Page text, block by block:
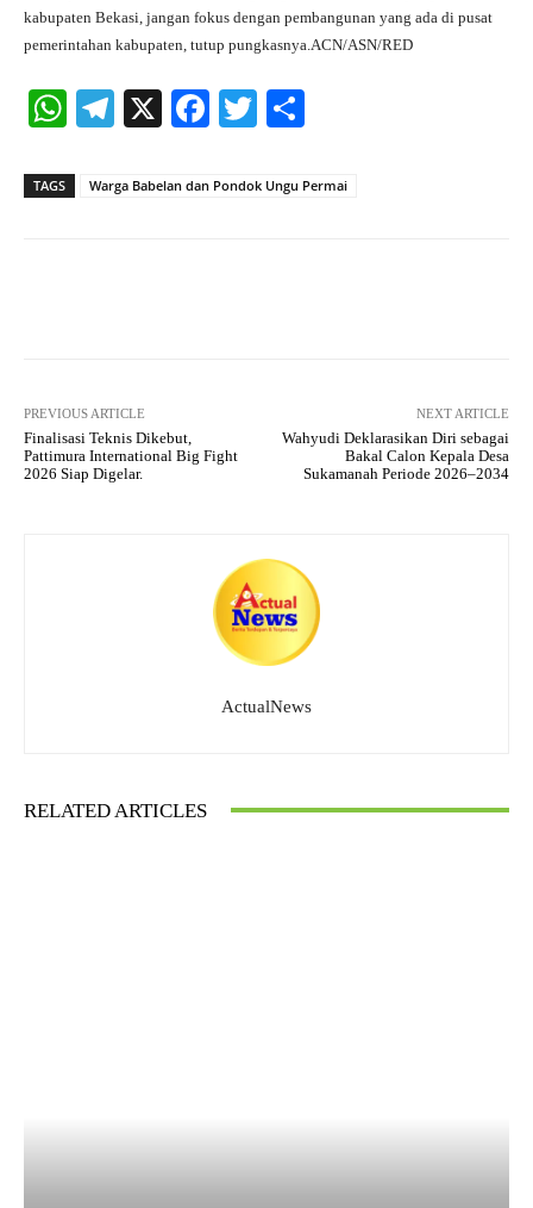
kabupaten Bekasi, jangan fokus dengan pembangunan yang ada di pusat
pemerintahan kabupaten, tutup pungkasnya.ACN/ASN/RED
W
ts
Te
gr
X
Fa
bo
T
tte re
TAGS Warga Babelan dan Pondok Ungu Permai
PREVIOUS ARTICLE
Finalisasi Teknis Dikebut,
Pattimura International Big Fight
2026 Siap Digelar.
NEXT ARTICLE
Wahyudi Deklarasikan Diri sebagai
Bakal Calon Kepala Desa
Sukamanah Periode 2026–2034
ActualNews
RELATED ARTICLES